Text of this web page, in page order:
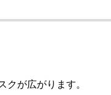
が広がります。